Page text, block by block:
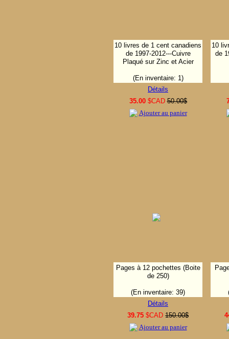
10 livres de 1 cent canadiens
de 1997-2012---Cuivre
Plaqué sur Zinc et Acier
(En inventaire: 1)
Détails
35.00$CAD 50.00$
Ajouter au panier
10
de
Pages à 12 pochettes (Boite
de 250)
(En inventaire: 39)
Détails
39.75 $CAD 150.00$
Ajouter au panier